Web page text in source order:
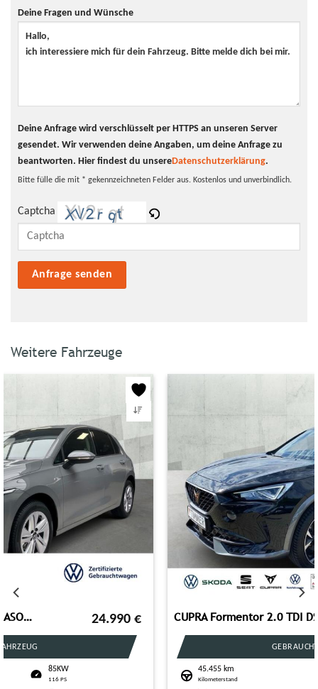
Erstzulassung
Farbe
Scheinwerfer LED-Scheinwerfer
Tagfahrlicht LED-Tagfahrlicht
Deine Fragen und Wünsche
Deine Anfrage wird verschlüsselt per HTTPS an unseren Server
gesendet. Wir verwenden deine Angaben, um deine Anfrage zu
beantworten. Hier findest du unsereDatenschutzerklärung.
Bitte fülle die mit * gekennzeichneten Felder aus. Kostenlos und unverbindlich.
Bitte lasse dieses Feld leer.
Captcha
Weitere Fahrzeuge
CUPRA Formentor 2.0 TDI DSG 4DRIVE +360° +LED +ACC +NA 27.980€
GEBRAUCHTWAGEN
45.455 km
Kilometerstand
110KW
150 PS